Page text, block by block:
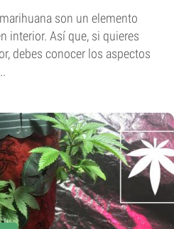
son un elemento
interior. Así que, si quieres
debes conocer los aspectos